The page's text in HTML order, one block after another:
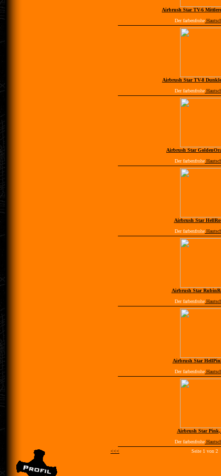
Airbrush Star TV-6
Der farbenfrohe
Airbrush Star TV-8
Der farbenfrohe
Airbrush Star
Der farbenfrohe
Airbrush Star
Der farbenfrohe
Airbrush Star
Der farbenfrohe
Airbrush Star
Der farbenfrohe
Airbrush Star Pink,
Der farbenfrohe
<<<
Seite 1 von 2